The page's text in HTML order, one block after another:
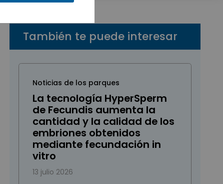
También te puede interesar
Noticias de los parques
La tecnología HyperSperm
de Fecundis aumenta la
cantidad y la calidad de los
embriones obtenidos
mediante fecundación in
vitro
13 julio 2026